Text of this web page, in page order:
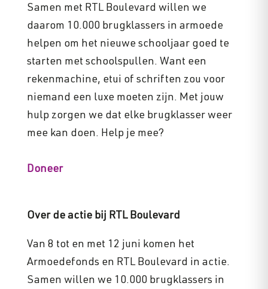
Samen met RTL Boulevard willen we
daarom 10.000 brugklassers in armoede
helpen om het nieuwe schooljaar goed te
starten met schoolspullen. Want een
rekenmachine, etui of schriften zou voor
niemand een luxe moeten zijn. Met jouw
hulp zorgen we dat elke brugklasser weer
mee kan doen. Help je mee?
Doneer
Over de actie bij RTL Boulevard
Van 8 tot en met 12 juni komen het
Armoedefonds en RTL Boulevard in actie.
Samen willen we 10.000 brugklassers in